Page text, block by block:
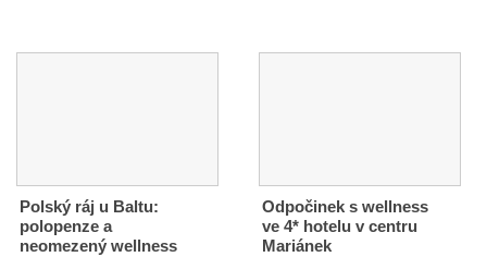
Polský ráj u Baltu:
polopenze a
neomezený wellness
Odpočinek s wellness
ve 4* hotelu v centru
Mariánek